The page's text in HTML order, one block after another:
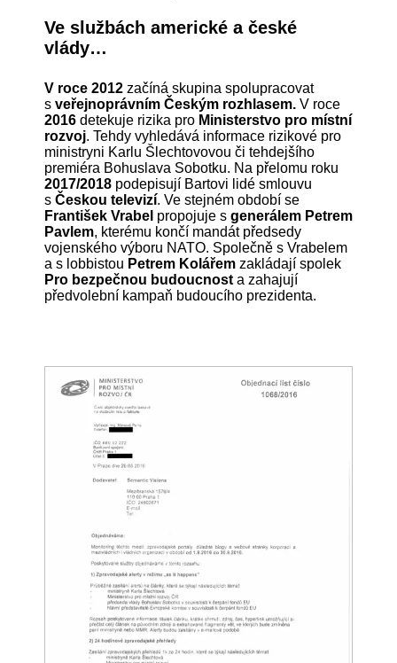
Ve službách americké a české
vlády…
V roce 2012 začíná skupina spolupracovat
s veřejnoprávním Českým rozhlasem. V roce
2016 detekuje rizika pro Ministerstvo pro místní
rozvoj. Tehdy vyhledává informace rizikové pro
ministryni Karlu Šlechtovovou či tehdejšího
premiéra Bohuslava Sobotku. Na přelomu roku
2017/2018 podepisují Bartovi lidé smlouvu
s Českou televizí. Ve stejném období se
František Vrabel propojuje s generálem Petrem
Pavlem, kterému končí mandát předsedy
vojenského výboru NATO. Společně s Vrabelem
a s lobbistou Petrem Kolářem zakládají spolek
Pro bezpečnou budoucnost a zahajují
předvolební kampaň budoucího prezidenta.